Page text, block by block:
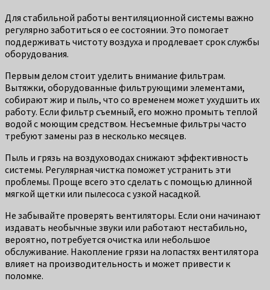
Для стабильной работы вентиляционной системы важно
регулярно заботиться о ее состоянии. Это помогает
поддерживать чистоту воздуха и продлевает срок службы
оборудования.
Первым делом стоит уделить внимание фильтрам.
Вытяжки, оборудованные фильтрующими элементами,
собирают жир и пыль, что со временем может ухудшить их
работу. Если фильтр съемный, его можно промыть теплой
водой с моющим средством. Несъемные фильтры часто
требуют замены раз в несколько месяцев.
Пыль и грязь на воздуховодах снижают эффективность
системы. Регулярная чистка поможет устранить эти
проблемы. Проще всего это сделать с помощью длинной
мягкой щетки или пылесоса с узкой насадкой.
Не забывайте проверять вентиляторы. Если они начинают
издавать необычные звуки или работают нестабильно,
вероятно, потребуется очистка или небольшое
обслуживание. Накопление грязи на лопастях вентилятора
влияет на производительность и может привести к
поломке.